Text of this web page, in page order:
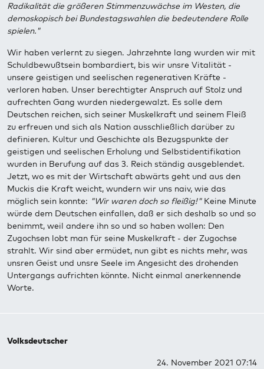
Radikalität die größeren Stimmenzuwächse im Westen, die
demoskopisch bei Bundestagswahlen die bedeutendere Rolle
spielen."
Wir haben verlernt zu siegen. Jahrzehnte lang wurden wir mit
Schuldbewußtsein bombardiert, bis wir unsre Vitalität -
unsere geistigen und seelischen regenerativen Kräfte -
verloren haben. Unser berechtigter Anspruch auf Stolz und
aufrechten Gang wurden niedergewalzt. Es solle dem
Deutschen reichen, sich seiner Muskelkraft und seinem Fleiß
zu erfreuen und sich als Nation ausschließlich darüber zu
definieren. Kultur und Geschichte als Bezugspunkte der
geistigen und seelischen Erholung und Selbstidentifikation
wurden in Berufung auf das 3. Reich ständig ausgeblendet.
Jetzt, wo es mit der Wirtschaft abwärts geht und aus den
Muckis die Kraft weicht, wundern wir uns naiv, wie das
möglich sein konnte: "Wir waren doch so fleißig!"Keine Minute
würde dem Deutschen einfallen, daß er sich deshalb so und so
benimmt, weil andere ihn so und so haben wollen: Den
Zugochsen lobt man für seine Muskelkraft - der Zugochse
strahlt. Wir sind aber ermüdet, nun gibt es nichts mehr, was
unsren Geist und unsre Seele im Angesicht des drohenden
Untergangs aufrichten könnte. Nicht einmal anerkennende
Worte.
Volksdeutscher
24. November 2021 07:14